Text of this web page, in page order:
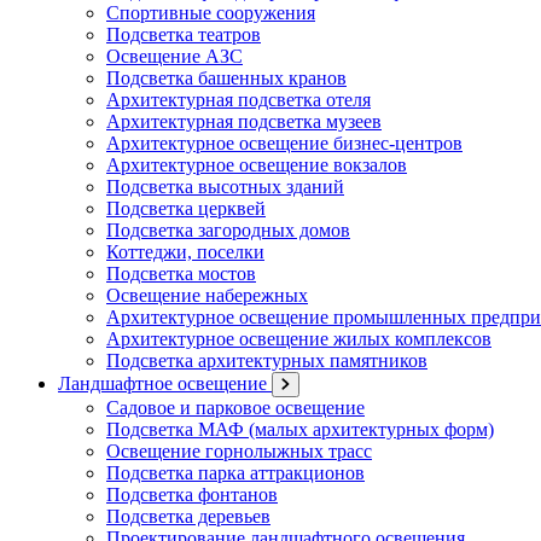
Спортивные сооружения
Подсветка театров
Освещение АЗС
Подсветка башенных кранов
Архитектурная подсветка отеля
Архитектурная подсветка музеев
Архитектурное освещение бизнес-центров
Архитектурное освещение вокзалов
Подсветка высотных зданий
Подсветка церквей
Подсветка загородных домов
Коттеджи, поселки
Подсветка мостов
Освещение набережных
Архитектурное освещение промышленных
Архитектурное освещение жилых комплексов
Подсветка архитектурных памятников
Ландшафтное освещение
Садовое и парковое освещение
Подсветка МАФ (малых архитектурных форм)
Освещение горнолыжных трасс
Подсветка парка аттракционов
Подсветка фонтанов
Подсветка деревьев